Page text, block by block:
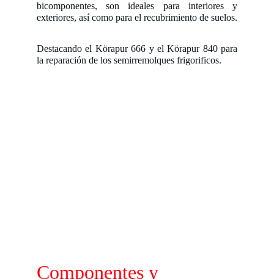
bicomponentes, son ideales para interiores y
exteriores, así como para el recubrimiento de suelos.
Destacando el Körapur 666 y el Körapur 840 para
la reparación de los semirremolques frigorificos.
Componentes y